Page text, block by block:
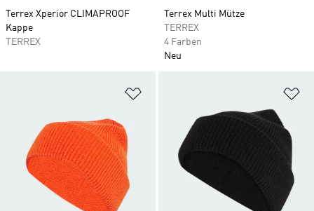
Terrex Xperior CLIMAPROOF
Kappe
TERREX
Terrex Multi Mütze
TERREX
4 Farben
Neu